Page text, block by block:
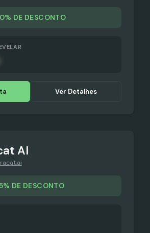
DE DESCONTO
Ver Detalhes
AI
DE DESCONTO